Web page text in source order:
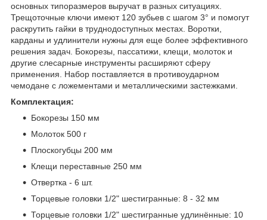
основных типоразмеров выручат в разных ситуациях.
Трещоточные ключи имеют 120 зубьев с шагом 3° и помогут
раскрутить гайки в труднодоступных местах. Воротки,
карданы и удлинители нужны для еще более эффективного
решения задач. Бокорезы, пассатижи, клещи, молоток и
другие слесарные инструменты расширяют сферу
применения. Набор поставляется в противоударном
чемодане с ложементами и металлическими застежками.
Комплектация:
Бокорезы 150 мм
Молоток 500 г
Плоскогубцы 200 мм
Клещи переставные 250 мм
Отвертка - 6 шт.
Торцевые головки 1/2" шестигранные: 8 - 32 мм
Торцевые головки 1/2" шестигранные удлинённые: 10